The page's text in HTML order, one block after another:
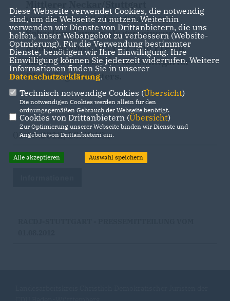
unterstützen die Kandidatur von
Sebastian Turner als gemeinsamer
Kandidat von CDU, FDP und Freien
Wählern für das Amt des Stuttgarter
Oberbürgermeisters.
01.08.2012, 18:00 Uhr
Diese Webseite verwendet Cookies, die notwendig
sind, um die Webseite zu nutzen. Weiterhin
verwenden wir Dienste von Drittanbietern, die uns
helfen, unser Webangebot zu verbessern (Website-
Optmierung). Für die Verwendung bestimmter
Dienste, benötigen wir Ihre Einwilligung. Ihre
Einwilligung können Sie jederzeit widerrufen. Weitere
Informationen finden Sie in unserer
Datenschutzerklärung.
Technisch notwendige Cookies (Übersicht)
Die notwendigen Cookies werden allein für den
ordnungsgemäßen Gebrauch der Webseite benötigt.
Cookies von Drittanbietern (Übersicht)
Zur Optimierung unserer Webseite binden wir Dienste und
Angebote von Drittanbietern ein.
Alle akzeptieren Auswahl speichern